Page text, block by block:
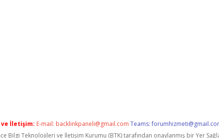
ve İletişim: E-mail: backlinkpaneli@gmail.com Teams:
Bilgi Teknolojileri ve İletişim Kurumu (BTK) tarafından onaylanmış bir Yer